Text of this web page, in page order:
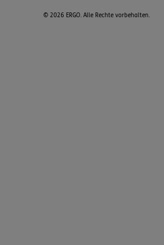
© 2026 ERGO. Alle Rechte vorbehalten.